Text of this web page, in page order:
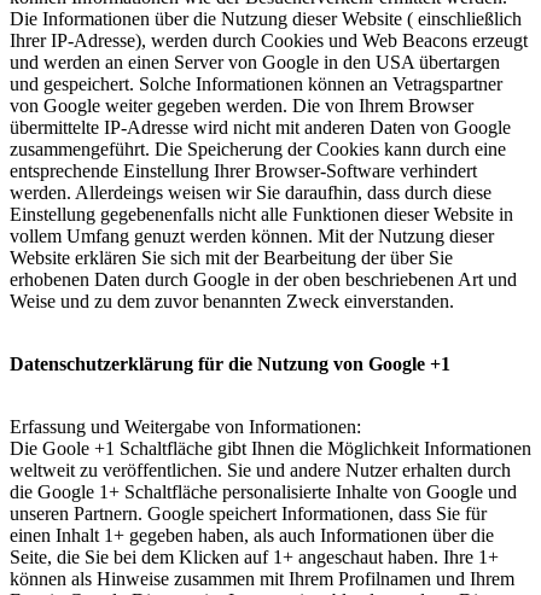
Die Informationen über die Nutzung dieser Website ( einschließlich
Ihrer IP-Adresse), werden durch Cookies und Web Beacons erzeugt
und werden an einen Server von Google in den USA übertargen
und gespeichert. Solche Informationen können an Vetragspartner
von Google weiter gegeben werden. Die von Ihrem Browser
übermittelte IP-Adresse wird nicht mit anderen Daten von Google
zusammengeführt. Die Speicherung der Cookies kann durch eine
entsprechende Einstellung Ihrer Browser-Software verhindert
werden. Allerdeings weisen wir Sie daraufhin, dass durch diese
Einstellung gegebenenfalls nicht alle Funktionen dieser Website in
vollem Umfang genuzt werden können. Mit der Nutzung dieser
Website erklären Sie sich mit der Bearbeitung der über Sie
erhobenen Daten durch Google in der oben beschriebenen Art und
Weise und zu dem zuvor benannten Zweck einverstanden.
Datenschutzerklärung für die Nutzung von Google +1
Erfassung und Weitergabe von Informationen:
Die Goole +1 Schaltfläche gibt Ihnen die Möglichkeit Informationen
weltweit zu veröffentlichen. Sie und andere Nutzer erhalten durch
die Google 1+ Schaltfläche personalisierte Inhalte von Google und
unseren Partnern. Google speichert Informationen, dass Sie für
einen Inhalt 1+ gegeben haben, als auch Informationen über die
Seite, die Sie bei dem Klicken auf 1+ angeschaut haben. Ihre 1+
können als Hinweise zusammen mit Ihrem Profilnamen und Ihrem